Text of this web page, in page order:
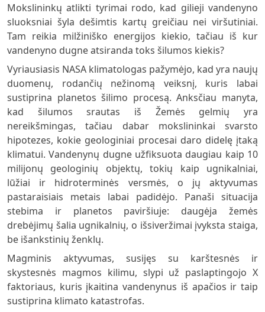
Mokslininkų atlikti tyrimai rodo, kad gilieji vandenyno
sluoksniai šyla dešimtis kartų greičiau nei viršutiniai.
Tam reikia milžiniško energijos kiekio, tačiau iš kur
vandenyno dugne atsiranda toks šilumos kiekis?
Vyriausiasis NASA klimatologas pažymėjo, kad yra naujų
duomenų, rodančių nežinomą veiksnį, kuris labai
sustiprina planetos šilimo procesą. Anksčiau manyta,
kad šilumos srautas iš Žemės gelmių yra
nereikšmingas, tačiau dabar mokslininkai svarsto
hipotezes, kokie geologiniai procesai daro didelę įtaką
klimatui. Vandenynų dugne užfiksuota daugiau kaip 10
milijonų geologinių objektų, tokių kaip ugnikalniai,
lūžiai ir hidroterminės versmės, o jų aktyvumas
pastaraisiais metais labai padidėjo. Panaši situacija
stebima ir planetos paviršiuje: daugėja žemės
drebėjimų šalia ugnikalnių, o išsiveržimai įvyksta staiga,
be išankstinių ženklų.
Magminis aktyvumas, susijęs su karštesnės ir
skystesnės magmos kilimu, slypi už paslaptingojo X
faktoriaus, kuris įkaitina vandenynus iš apačios ir taip
sustiprina klimato katastrofas.